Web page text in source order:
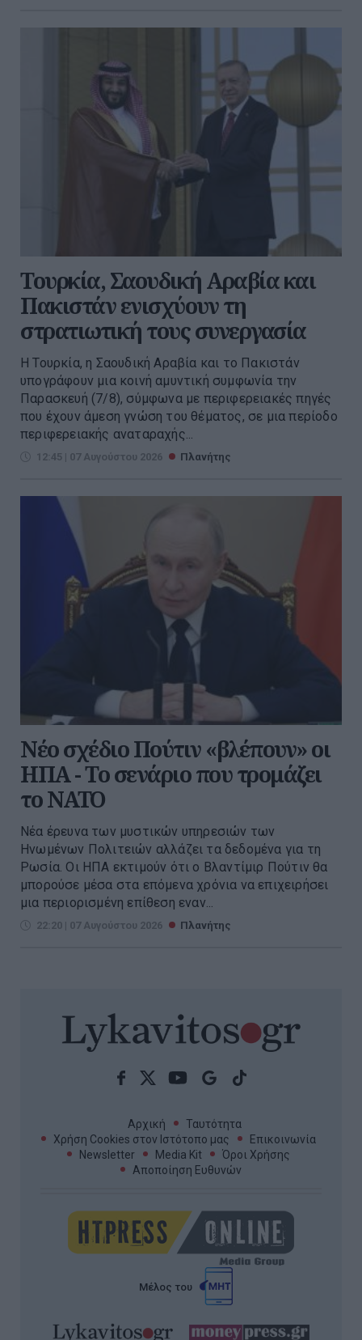
Τουρκία, Σαουδική Αραβία και
Πακιστάν ενισχύουν τη
στρατιωτική τους συνεργασία
Η Τουρκία, η Σαουδική Αραβία και το Πακιστάν
υπογράφουν μια κοινή αμυντική συμφωνία την
Παρασκευή (7/8), σύμφωνα με περιφερειακές πηγές
που έχουν άμεση γνώση του θέματος, σε μια περίοδο
περιφερειακής αναταραχής...
12:45 | 07 Αυγούστου 2026 Πλανήτης
Νέο σχέδιο Πούτιν «βλέπουν» οι
ΗΠΑ - Το σενάριο που τρομάζει
το ΝΑΤΟ
Νέα έρευνα των μυστικών υπηρεσιών των
Ηνωμένων Πολιτειών αλλάζει τα δεδομένα για τη
Ρωσία. Οι ΗΠΑ εκτιμούν ότι ο Βλαντίμιρ Πούτιν θα
μπορούσε μέσα στα επόμενα χρόνια να επιχειρήσει
μια περιορισμένη επίθεση εναν...
22:20 | 07 Αυγούστου 2026 Πλανήτης
Αρχική
Ταυτότητα
Χρήση Cookies στον Ιστότοπο μας
Επικοινωνία
Newsletter
Media Kit
Όροι Χρήσης
Αποποίηση Ευθυνών
Μέλος του